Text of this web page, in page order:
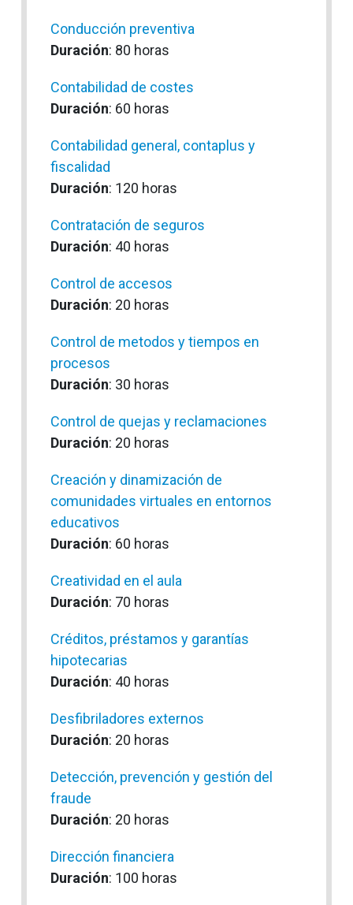
Conducción preventiva
Duración: 80 horas
Contabilidad de costes
Duración: 60 horas
Contabilidad general, contaplus y
fiscalidad
Duración: 120 horas
Contratación de seguros
Duración: 40 horas
Control de accesos
Duración: 20 horas
Control de metodos y tiempos en
procesos
Duración: 30 horas
Control de quejas y reclamaciones
Duración: 20 horas
Creación y dinamización de
comunidades virtuales en entornos
educativos
Duración: 60 horas
Creatividad en el aula
Duración: 70 horas
Créditos, préstamos y garantías
hipotecarias
Duración: 40 horas
Desfibriladores externos
Duración: 20 horas
Detección, prevención y gestión del
fraude
Duración: 20 horas
Dirección financiera
Duración: 100 horas